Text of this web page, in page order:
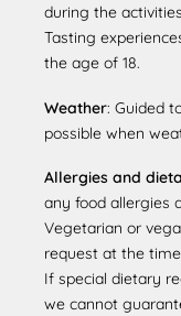
during the
Tasting
the age of 18.
Weather: Guided
possible when
Allergies and
any food allergies
Vegetarian or
request at the
If special dietary
we cannot